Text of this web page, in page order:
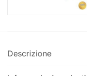
Descrizione